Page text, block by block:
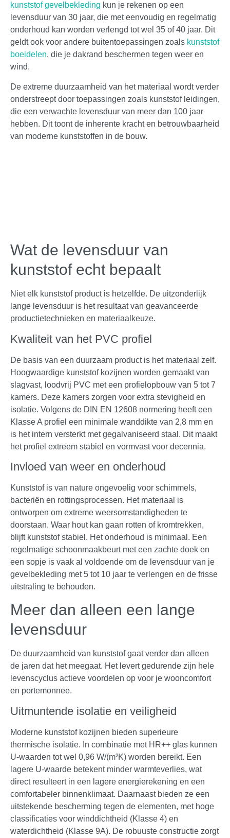
kunststof gevelbekleding kun je rekenen op een
levensduur van 30 jaar, die met eenvoudig en regelmatig
onderhoud kan worden verlengd tot wel 35 of 40 jaar. Dit
geldt ook voor andere buitentoepassingen zoals kunststof
boeidelen, die je dakrand beschermen tegen weer en
wind.
De extreme duurzaamheid van het materiaal wordt verder
onderstreept door toepassingen zoals kunststof leidingen,
die een verwachte levensduur van meer dan 100 jaar
hebben. Dit toont de inherente kracht en betrouwbaarheid
van moderne kunststoffen in de bouw.
Wat de levensduur van
kunststof echt bepaalt
Niet elk kunststof product is hetzelfde. De uitzonderlijk
lange levensduur is het resultaat van geavanceerde
productietechnieken en materiaalkeuze.
Kwaliteit van het PVC profiel
De basis van een duurzaam product is het materiaal zelf.
Hoogwaardige kunststof kozijnen worden gemaakt van
slagvast, loodvrij PVC met een profielopbouw van 5 tot 7
kamers. Deze kamers zorgen voor extra stevigheid en
isolatie. Volgens de DIN EN 12608 normering heeft een
Klasse A profiel een minimale wanddikte van 2,8 mm en
is het intern versterkt met gegalvaniseerd staal. Dit maakt
het profiel extreem stabiel en vormvast voor decennia.
Invloed van weer en onderhoud
Kunststof is van nature ongevoelig voor schimmels,
bacteriën en rottingsprocessen. Het materiaal is
ontworpen om extreme weersomstandigheden te
doorstaan. Waar hout kan gaan rotten of kromtrekken,
blijft kunststof stabiel. Het onderhoud is minimaal. Een
regelmatige schoonmaakbeurt met een zachte doek en
een sopje is vaak al voldoende om de levensduur van je
gevelbekleding met 5 tot 10 jaar te verlengen en de frisse
uitstraling te behouden.
Meer dan alleen een lange
levensduur
De duurzaamheid van kunststof gaat verder dan alleen
de jaren dat het meegaat. Het levert gedurende zijn hele
levenscyclus actieve voordelen op voor je wooncomfort
en portemonnee.
Uitmuntende isolatie en veiligheid
Moderne kunststof kozijnen bieden superieure
thermische isolatie. In combinatie met HR++ glas kunnen
U-waarden tot wel 0,96 W/(m²K) worden bereikt. Een
lagere U-waarde betekent minder warmteverlies, wat
direct resulteert in een lagere energierekening en een
comfortabeler binnenklimaat. Daarnaast bieden ze een
uitstekende bescherming tegen de elementen, met hoge
classificaties voor winddichtheid (Klasse 4) en
waterdichtheid (Klasse 9A). De robuuste constructie zorgt